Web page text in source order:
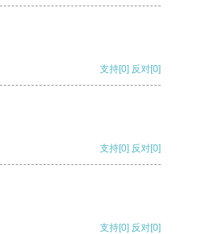
支持[0] 反对[0]
支持[0] 反对[0]
支持[0] 反对[0]